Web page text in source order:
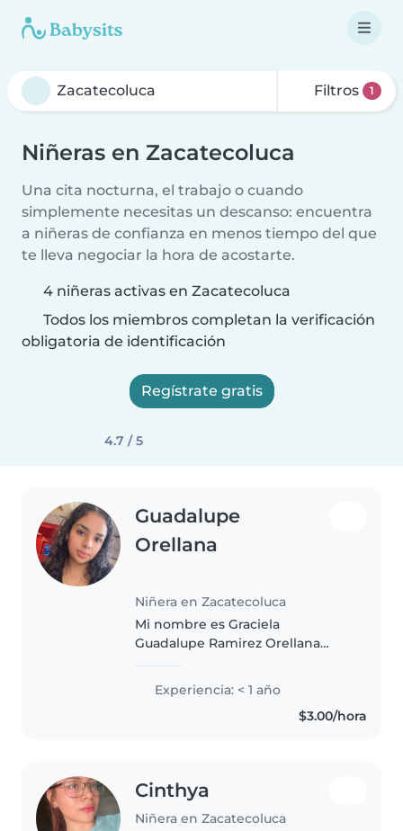
Filtros 1
Niñeras en Zacatecoluca
Una cita nocturna, el trabajo o cuando
simplemente necesitas un descanso: encuentra
a niñeras de confianza en menos tiempo del que
te lleva negociar la hora de acostarte.
4 niñeras activas en Zacatecoluca
Todos los miembros completan la verificación
obligatoria de identificación
Regístrate gratis
4.7 / 5
Guadalupe
Orellana
Niñera en Zacatecoluca
Mi nombre es Graciela
Guadalupe Ramirez Orellana
una persona responsable ante
todo también alegre divertida
me gusta pasar tiempo con
Experiencia: < 1 año
$3.00/hora
Cinthya
Niñera en Zacatecoluca